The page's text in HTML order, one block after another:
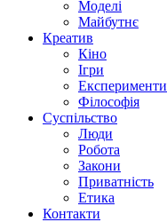
Моделі
Майбутнє
Креатив
Кіно
Ігри
Експерименти
Філософія
Суспільство
Люди
Робота
Закони
Приватність
Етика
Контакти